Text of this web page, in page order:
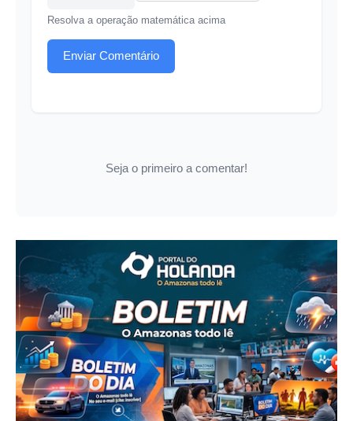
Resolva a operação matemática acima
Enviar Comentário
Seja o primeiro a comentar!